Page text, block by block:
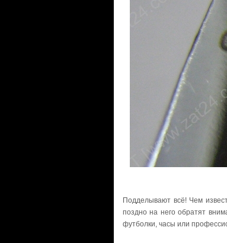
Подделывают всё! Чем
поздно на него обратят
футболки, часы или